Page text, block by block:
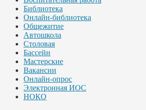
Библиотека
Онлайн-библиотека
Общежитие
Автошкола
Столовая
Бассейн
Мастерские
Вакансии
Онлайн-опрос
Электронная ИОС
НОКО